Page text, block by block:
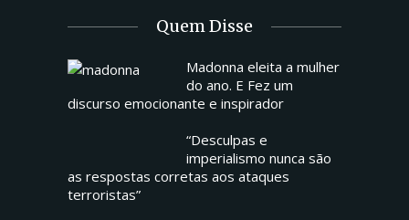
Quem Disse
Madonna eleita a mulher
do ano. E Fez um
discurso emocionante e inspirador
“Desculpas e
imperialismo nunca são
as respostas corretas aos ataques
terroristas”